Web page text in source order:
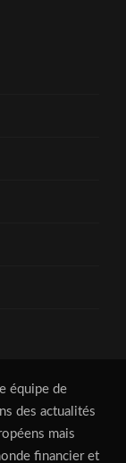
équipe de
des actualités
mais
financier et